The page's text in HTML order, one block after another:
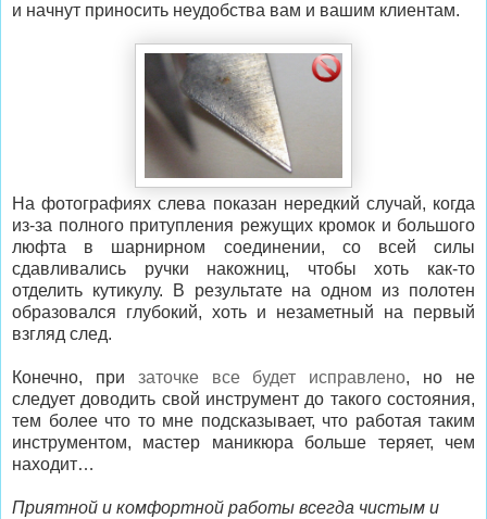
и начнут приносить неудобства вам и вашим клиентам.
На фотографиях слева показан нередкий случай, когда
из-за полного притупления режущих кромок и большого
люфта в шарнирном соединении, со всей силы
сдавливались ручки накожниц, чтобы хоть как-то
отделить кутикулу. В результате на одном из полотен
образовался глубокий, хоть и незаметный на первый
взгляд след.
Конечно, при заточке все будет исправлено, но не
следует доводить свой инструмент до такого состояния,
тем более что то мне подсказывает, что работая таким
инструментом, мастер маникюра больше теряет, чем
находит…
Приятной и комфортной работы всегда чистым и